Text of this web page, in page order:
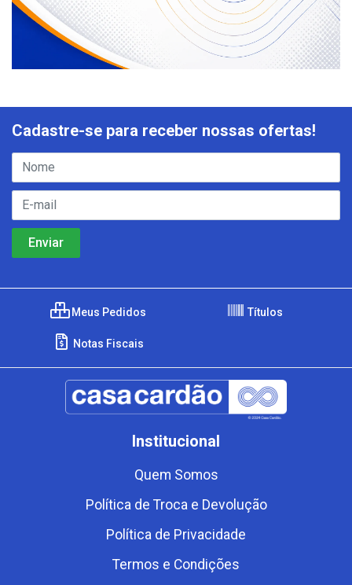
Cadastre-se para receber nossas ofertas!
Meus Pedidos Títulos
Notas Fiscais
Institucional
Quem Somos
Política de Troca e Devolução
Política de Privacidade
Termos e Condições